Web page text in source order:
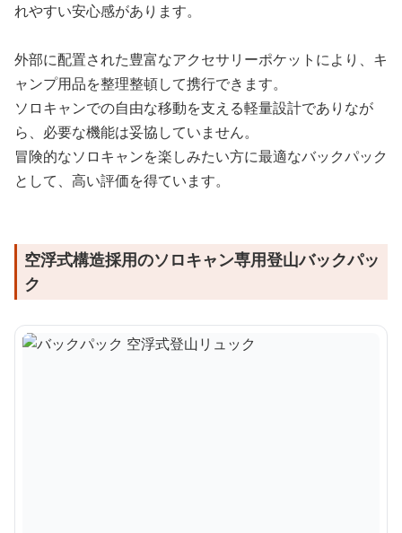
れやすい安心感があります。
外部に配置された豊富なアクセサリーポケットにより、キ
ャンプ用品を整理整頓して携行できます。
ソロキャンでの自由な移動を支える軽量設計でありなが
ら、必要な機能は妥協していません。
冒険的なソロキャンを楽しみたい方に最適なバックパック
として、高い評価を得ています。
空浮式構造採用のソロキャン専用登山バックパッ
ク